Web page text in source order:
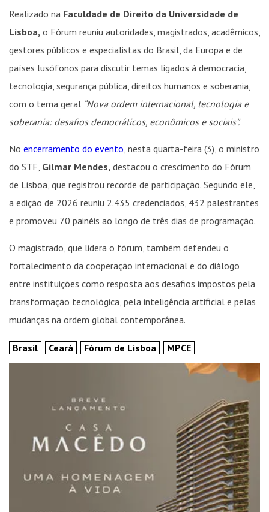
Realizado na Faculdade de Direito da Universidade de
Lisboa, o Fórum reuniu autoridades, magistrados, acadêmicos,
gestores públicos e especialistas do Brasil, da Europa e de
países lusófonos para discutir temas ligados à democracia,
tecnologia, segurança pública, direitos humanos e soberania,
com o tema geral “Nova ordem internacional, tecnologia e
soberania: desafios democráticos, econômicos e sociais”.
No encerramento do evento, nesta quarta-feira (3), o ministro
do STF, Gilmar Mendes, destacou o crescimento do Fórum
de Lisboa, que registrou recorde de participação. Segundo ele,
a edição de 2026 reuniu 2.435 credenciados, 432 palestrantes
e promoveu 70 painéis ao longo de três dias de programação.
O magistrado, que lidera o fórum, também defendeu o
fortalecimento da cooperação internacional e do diálogo
entre instituições como resposta aos desafios impostos pela
transformação tecnológica, pela inteligência artificial e pelas
mudanças na ordem global contemporânea.
Brasil Ceará Fórum de Lisboa MPCE